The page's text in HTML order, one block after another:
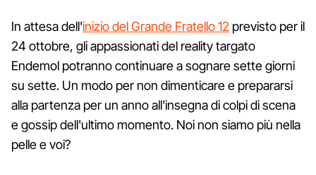
In attesa dell'inizio del Grande Fratello 12 previsto per il
24 ottobre, gli appassionati del reality targato
Endemol potranno continuare a sognare sette giorni
su sette. Un modo per non dimenticare e prepararsi
alla partenza per un anno all'insegna di colpi di scena
e gossip dell'ultimo momento. Noi non siamo più nella
pelle e voi?